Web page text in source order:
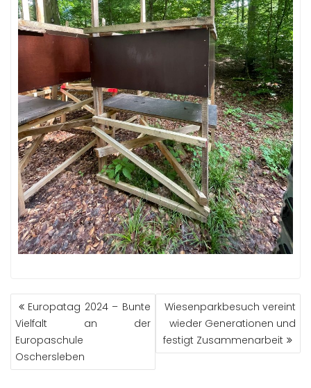
BEITRAGS-
NAVIGATION
Europatag 2024 – Bunte
Vielfalt an der
Europaschule
Oschersleben
Wiesenparkbesuch vereint
wieder Generationen und
festigt Zusammenarbeit